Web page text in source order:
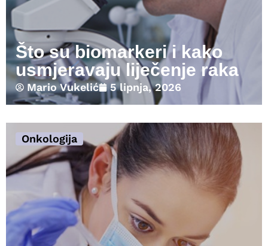
Što su biomarkeri i kako
usmjeravaju liječenje raka
Mario Vukelić 5 lipnja, 2026
Onkologija